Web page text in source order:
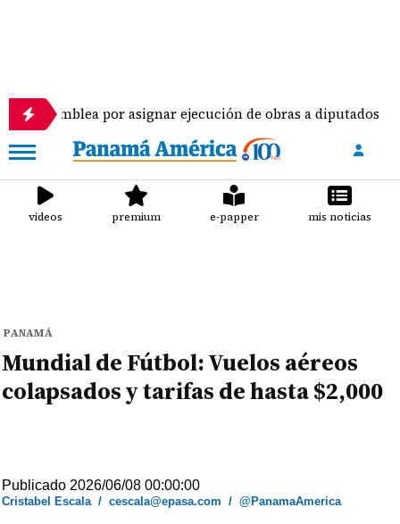
por asignar ejecución de obras a diputados
videos premium e-papper mis noticias
PANAMÁ
Mundial de Fútbol: Vuelos aéreos
colapsados y tarifas de hasta $2,000
Publicado 2026/06/08 00:00:00
Cristabel Escala/cescala@epasa.com /@PanamaAmerica